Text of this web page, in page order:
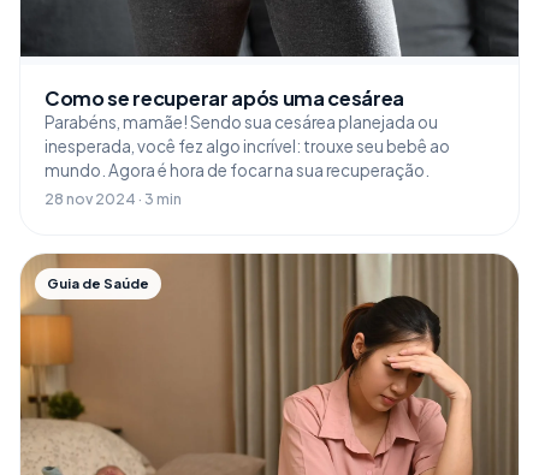
Como se recuperar após uma cesárea
Parabéns, mamãe! Sendo sua cesárea planejada ou
inesperada, você fez algo incrível: trouxe seu bebê ao
mundo. Agora é hora de focar na sua recuperação.
28 nov 2024 · 3 min
Guia de Saúde